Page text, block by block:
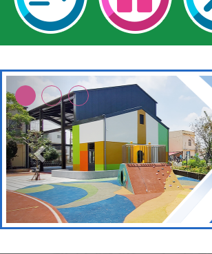
本館辦理115年